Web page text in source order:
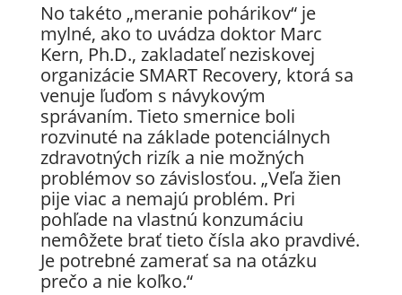
No takéto „meranie pohárikov“ je
mylné, ako to uvádza doktor Marc
Kern, Ph.D., zakladateľ neziskovej
organizácie SMART Recovery, ktorá sa
venuje ľuďom s návykovým
správaním. Tieto smernice boli
rozvinuté na základe potenciálnych
zdravotných rizík a nie možných
problémov so závislosťou. „Veľa žien
pije viac a nemajú problém. Pri
pohľade na vlastnú konzumáciu
nemôžete brať tieto čísla ako pravdivé.
Je potrebné zamerať sa na otázku
prečo a nie koľko.“